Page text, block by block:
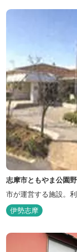
志摩市ともやま公園
市が運営する施設。
伊勢志摩